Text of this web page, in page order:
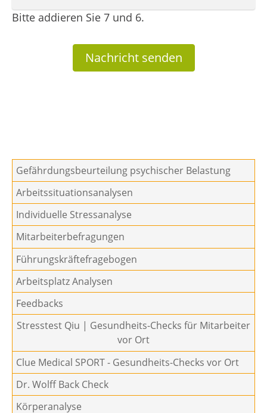
Bitte addieren Sie 7 und 6.
Nachricht senden
Gefährdungsbeurteilung psychischer Belastung
Arbeitssituationsanalysen
Individuelle Stressanalyse
Mitarbeiterbefragungen
Führungskräftefragebogen
Arbeitsplatz Analysen
Feedbacks
Stresstest Qiu | Gesundheits-Checks für Mitarbeiter
vor Ort
Clue Medical SPORT - Gesundheits-Checks vor Ort
Dr. Wolff Back Check
Körperanalyse